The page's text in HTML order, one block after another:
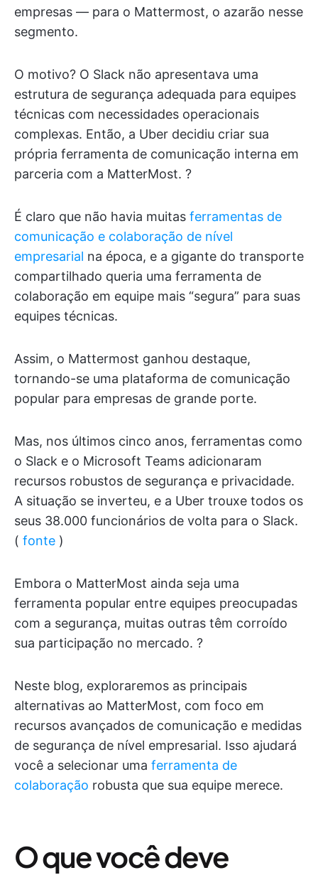
empresas — para o Mattermost, o azarão nesse
segmento.
O motivo? O Slack não apresentava uma
estrutura de segurança adequada para equipes
técnicas com necessidades operacionais
complexas. Então, a Uber decidiu criar sua
própria ferramenta de comunicação interna em
parceria com a MatterMost. ?
É claro que não havia muitas ferramentas de
comunicação e colaboração de nível
empresarial na época, e a gigante do transporte
compartilhado queria uma ferramenta de
colaboração em equipe mais “segura” para suas
equipes técnicas.
Assim, o Mattermost ganhou destaque,
tornando-se uma plataforma de comunicação
popular para empresas de grande porte.
Mas, nos últimos cinco anos, ferramentas como
o Slack e o Microsoft Teams adicionaram
recursos robustos de segurança e privacidade.
A situação se inverteu, e a Uber trouxe todos os
seus 38.000 funcionários de volta para o Slack.
( fonte )
Embora o MatterMost ainda seja uma
ferramenta popular entre equipes preocupadas
com a segurança, muitas outras têm corroído
sua participação no mercado. ?
Neste blog, exploraremos as principais
alternativas ao MatterMost, com foco em
recursos avançados de comunicação e medidas
de segurança de nível empresarial. Isso ajudará
você a selecionar uma ferramenta de
colaboração robusta que sua equipe merece.
O que você deve